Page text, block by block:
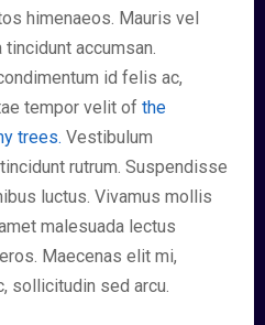
himenaeos. Mauris vel
accumsan.
id felis ac,
tempor velit of the
trees. Vestibulum
rutrum. Suspendisse
luctus. Vivamus mollis
malesuada lectus
Maecenas elit mi,
sollicitudin sed arcu.